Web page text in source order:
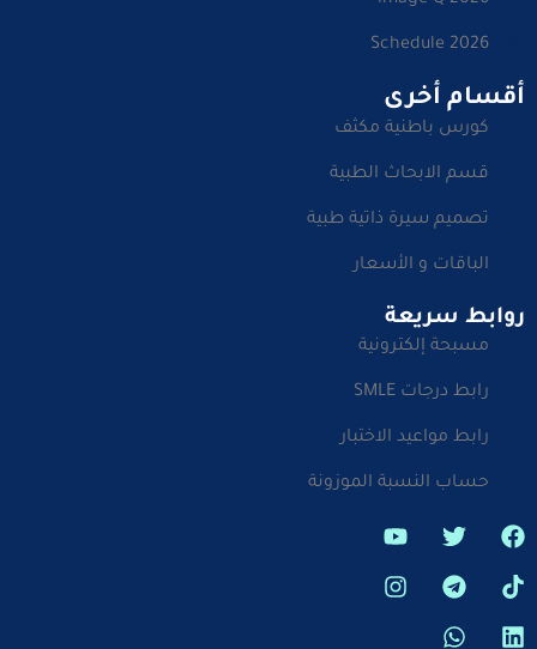
Schedule 2026
أقسام أخرى
كورس باطنية مكثف
قسم الابحاث الطبية
تصميم سيرة ذاتية طبية
الباقات و الأسعار
روابط سريعة
مسبحة إلكترونية
رابط درجات SMLE
رابط مواعيد الاختبار
حساب النسبة الموزونة